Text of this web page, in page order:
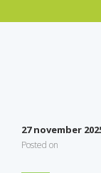
27 november
Posted on